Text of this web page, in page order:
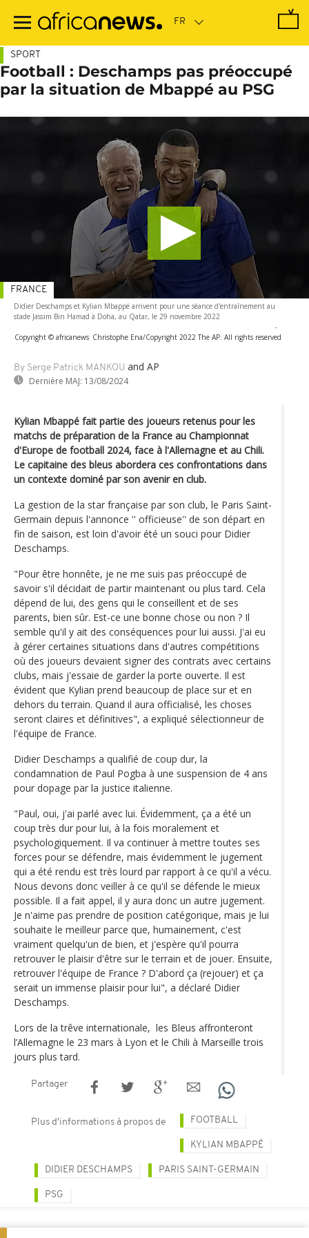
contenu
SPORT
Football : Deschamps pas préoccupé
par la situation de Mbappé au PSG
Didier Deschamps et Kylian Mbappé arrivent pour une séance d'entraînement au
stade Jassim Bin Hamad à Doha, au Qatar, le 29 novembre 2022
-
Copyright © africanews Christophe Ena/Copyright 2022 The AP. All rights reserved
By Serge Patrick MANKOU and AP
Dernière MAJ: 13/08/2024
FRANCE
Kylian Mbappé fait partie des joueurs retenus pour les
matchs de préparation de la France au Championnat
d'Europe de football 2024, face à l'Allemagne et au Chili.
Le capitaine des bleus abordera ces confrontations dans
un contexte dominé par son avenir en club.
La gestion de la star française par son club, le Paris Saint-
Germain depuis l'annonce '' officieuse'' de son départ en
fin de saison, est loin d'avoir été un souci pour Didier
Deschamps.
"Pour être honnête, je ne me suis pas préoccupé de
savoir s'il décidait de partir maintenant ou plus tard. Cela
dépend de lui, des gens qui le conseillent et de ses
parents, bien sûr. Est-ce une bonne chose ou non ? Il
semble qu'il y ait des conséquences pour lui aussi. J'ai eu
à gérer certaines situations dans d'autres compétitions
où des joueurs devaient signer des contrats avec certains
clubs, mais j'essaie de garder la porte ouverte. Il est
évident que Kylian prend beaucoup de place sur et en
dehors du terrain. Quand il aura officialisé, les choses
seront claires et définitives", a expliqué sélectionneur de
l'équipe de France.
Didier Deschamps a qualifié de coup dur, la
condamnation de Paul Pogba à une suspension de 4 ans
pour dopage par la justice italienne.
"Paul, oui, j'ai parlé avec lui. Évidemment, ça a été un
coup très dur pour lui, à la fois moralement et
psychologiquement. Il va continuer à mettre toutes ses
forces pour se défendre, mais évidemment le jugement
qui a été rendu est très lourd par rapport à ce qu'il a vécu.
Nous devons donc veiller à ce qu'il se défende le mieux
possible. Il a fait appel, il y aura donc un autre jugement.
Je n'aime pas prendre de position catégorique, mais je lui
souhaite le meilleur parce que, humainement, c'est
vraiment quelqu'un de bien, et j'espère qu'il pourra
retrouver le plaisir d'être sur le terrain et de jouer. Ensuite,
retrouver l'équipe de France ? D'abord ça (rejouer) et ça
serait un immense plaisir pour lui", a déclaré Didier
Deschamps.
Lors de la trêve internationale, les Bleus affronteront
l’Allemagne le 23 mars à Lyon et le Chili à Marseille trois
jours plus tard.
Partager
Plus d'informations à propos de FOOTBALL
KYLIAN MBAPPÉ
DIDIER DESCHAMPS PARIS SAINT-GERMAIN
PSG